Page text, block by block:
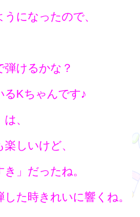
になったので、
けるかな？
るKちゃんです♪
、
しいけど、
」だったね。
た時きれいに響くね。